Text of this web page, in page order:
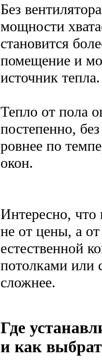
Без
мощности
становится
помещение и
источник тепла.
Тепло от пола
постепенно,
ровнее по
окон.
Интересно, что
не от цены, а
естественной
потолками или
сложнее.
Где
и как